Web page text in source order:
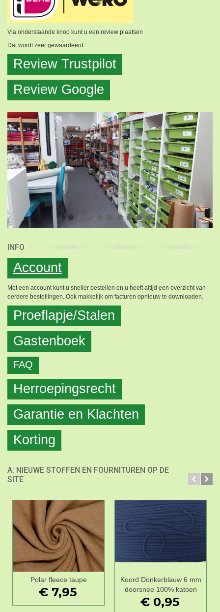
Via onderstaande knop kunt u een review plaatsen
Dat wordt zeer gewaardeerd.
Review Trustpilot
Review Google
INFO
Account
Met een account kunt u sneller bestellen en u heeft altijd een overzicht van
eerdere bestellingen. Ook makkelijk om facturen opnieuw te downloaden.
Proeflapje/Stalen
Gastenboek
FAQ
Herroepingsrecht
Garantie en Klachten
Korting
A: NIEUWE STOFFEN EN FOURNITUREN OP DE
SITE
Polar fleece taupe
€ 7,95
Koord Donkerblauw 6 mm
doorsnee 100% katoen
€ 0,95